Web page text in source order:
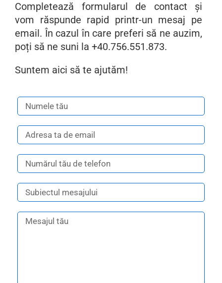
Completează formularul de contact și
vom răspunde rapid printr-un mesaj pe
email. În cazul în care preferi să ne auzim,
poți să ne suni la +40.756.551.873.
Suntem aici să te ajutăm!